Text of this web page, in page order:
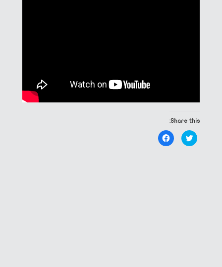
Share this:
Click
to
share
Click
to